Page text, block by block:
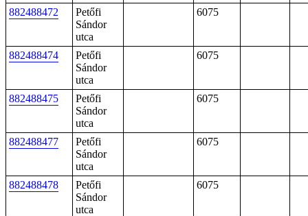
882488472
Petőfi
Sándor
utca
6075
882488474
Petőfi
Sándor
utca
6075
882488475
Petőfi
Sándor
utca
6075
882488477
Petőfi
Sándor
utca
6075
882488478
Petőfi
Sándor
utca
6075